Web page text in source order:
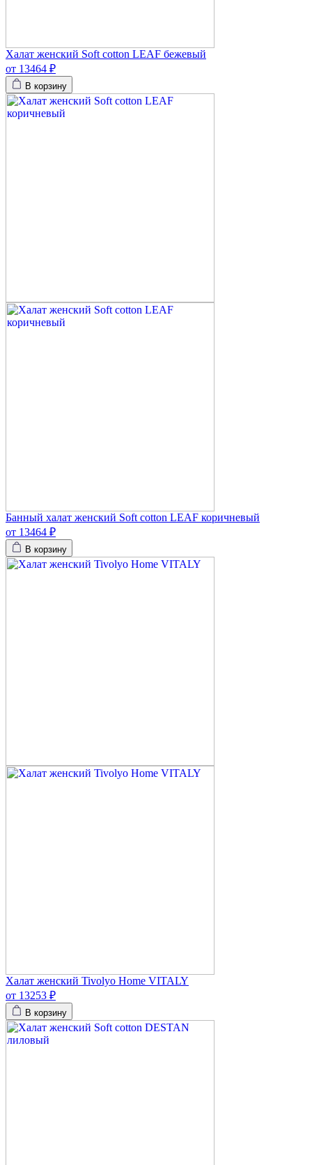
Халат женский Soft cotton LEAF бежевый
от 13464 ₽
В корзину
Банный халат женский Soft cotton LEAF коричневый
от 13464 ₽
В корзину
Халат женский Tivolyo Home VITALY
от 13253 ₽
В корзину